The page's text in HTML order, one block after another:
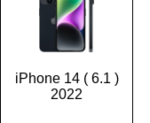
iPhone 14 ( 6.1 )
2022